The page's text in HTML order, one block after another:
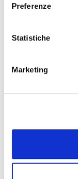
Preferenze
Statistiche
Marketing